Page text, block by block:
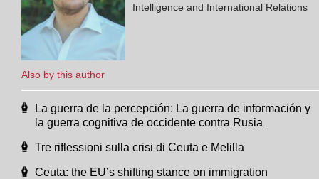
Also by this author
Intelligence and International Relations
La guerra de la percepción: La guerra de información y
la guerra cognitiva de occidente contra Rusia
Tre riflessioni sulla crisi di Ceuta e Melilla
Ceuta: the EU’s shifting stance on immigration